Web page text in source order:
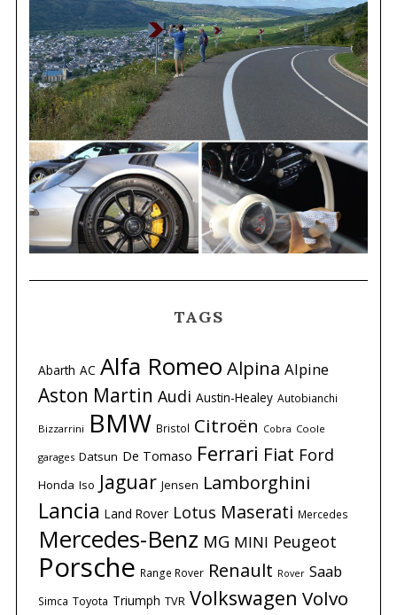
TAGS
Abarth AC Alfa Romeo Alpina Alpine
Aston Martin Audi Austin-Healey Autobianchi
Bizzarrini BMW Bristol Citroën Cobra Coole
garages Datsun De Tomaso Ferrari Fiat Ford
Honda Iso Jaguar Jensen Lamborghini
Lancia Land Rover Lotus Maserati Mercedes
Mercedes-Benz MG MINI Peugeot
Porsche Range Rover Renault Rover Saab
Simca Toyota Triumph TVR Volkswagen Volvo